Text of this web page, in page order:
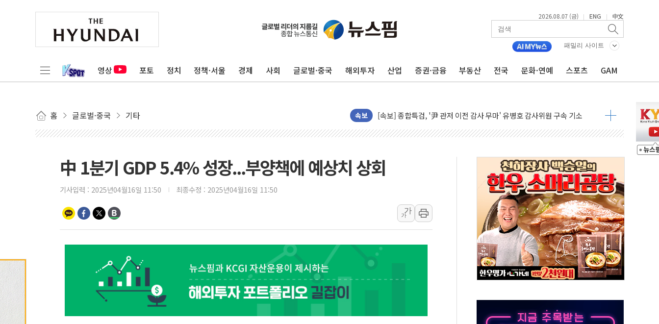
2026.08.07 (금) | ENG | 中文
패밀리 사이트
영상 포토 정치 정책·서울 경제 사회 글로벌·중국 해외투자 산업 증권·금융 부동산 전국 문화·연예 스포츠 GAM
홈 글로벌·중국 기타 속보
장동혁 "규제와 대출 풀고 재개발·재건축 촉진하는 것이 부동산 정상화"
[속보] 종합특검, '尹 관저 이전 감사 무마' 유병호 감사위원 구속 기소
오렌지플래닛 창업재단, 스타트업 지원 프로그램 성료
[속보] '해병 순직 책임' 임성근 전 사단장 항소심도 징역 3년 선고
경찰, '강북구 오피스텔 살인' 50대 남성 구속 송치
전국 그늘막 4만개 육박 7년 새 7배 늘었다...폭염 대책비는 8.6배 증가
"취약계층에 더 가혹한 여름"…구윤철, 쪽방촌 폭염 대응상황 점검
美·日 환율공조에 유럽 '패싱'… 美, 유로화 팔아 엔화 부양 후 사후 통보만
구리값 사상 최고치…'닥터 코퍼'가 말하는 경기 신호가 달라졌다
에어프레미아, 호치민 노선 재개...3년 2개월 만
티엠씨, 220억원 규모 美 전력 케이블 수주
디티앤씨알오, 고려대 구로병원과 AI 정밀의료 협력
中企 졸업해도 세제혜택 3년 더...중기부, '피터팬 증후군' 완화 나선다
中 1분기 GDP 5.4% 성장...부양책에 예상치 상회
기사입력 : 2025년04월16일 11:50 최종수정 : 2025년04월16일 11:50
가
가